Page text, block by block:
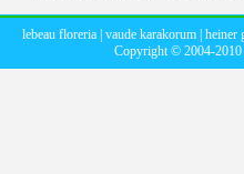
lebeau floreria| vaude karakorum| heiner
Copyright © 2004-2010